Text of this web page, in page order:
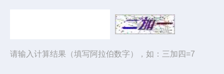
请输入计算结果（填写阿拉伯数字），如：三加四=7